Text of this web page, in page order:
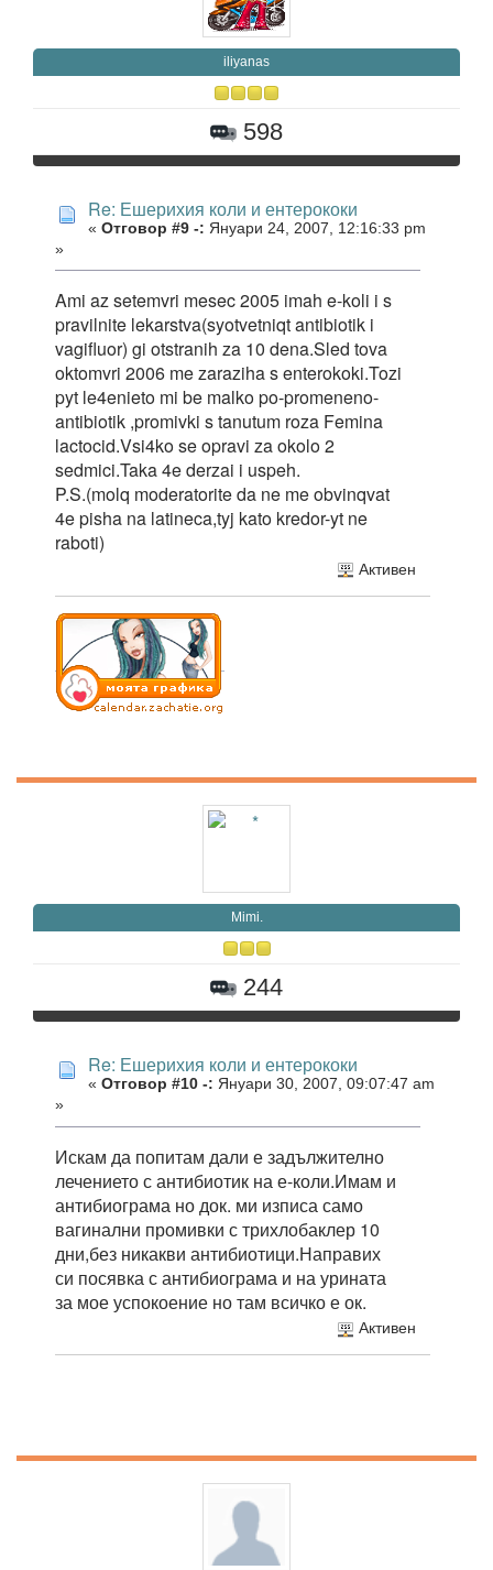
iliyanas
598
Re: Ешерихия коли и ентерококи
« Отговор #9 -: Януари 24, 2007, 12:16:33 pm
»
Ami az setemvri mesec 2005 imah e-koli i s
pravilnite lekarstva(syotvetniqt antibiotik i
vagifluor) gi otstranih za 10 dena.Sled tova
oktomvri 2006 me zaraziha s enterokoki.Tozi
pyt le4enieto mi be malko po-promeneno-
antibiotik ,promivki s tanutum roza Femina
lactocid.Vsi4ko se opravi za okolo 2
sedmici.Taka 4e derzai i uspeh.
P.S.(molq moderatorite da ne me obvinqvat
4e pisha na latineca,tyj kato kredor-yt ne
raboti)
Активен
Mimi.
244
Re: Ешерихия коли и ентерококи
« Отговор #10 -: Януари 30, 2007, 09:07:47 am
»
Искам да попитам дали е задължително
лечението с антибиотик на е-коли.Имам и
антибиограма но док. ми изписа само
вагинални промивки с трихлобаклер 10
дни,без никакви антибиотици.Направих
си посявка с антибиограма и на урината
за мое успокоение но там всичко е ок.
Активен